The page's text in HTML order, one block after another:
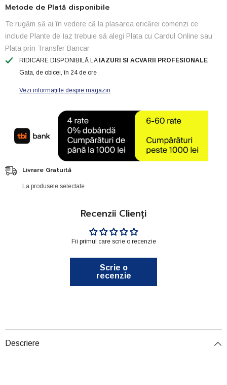
Metode de Plată disponibile
Te rugăm să ai în vedere că la plasarea oricărei comenzi ce
include Plante de Iaz trebuie să alegi Plata cu Cardul Online sau
Plata prin Transfer Bancar
RIDICARE DISPONIBILĂ LA IAZURI SI ACVARII PROFESIONALE
Gata, de obicei, în 24 de ore
Vezi informațiile despre magazin
Livrare Gratuită
La produsele selectate
Recenzii Clienți
Fii primul care scrie o recenzie
Scrie o
recenzie
Descriere